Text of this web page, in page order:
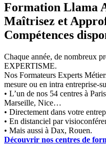
Formation Llama
Maîtrisez et
Compétences
Chaque année, de nombreux
EXPERTISME.
Nos Formateurs Experts
mesure ou en intra entreprise-
• L’un de nos 54 centres à
Marseille, Nice…
• Directement dans votre
• En distanciel par
• Mais aussi à Dax, Rouen.
Découvrir nos centres de